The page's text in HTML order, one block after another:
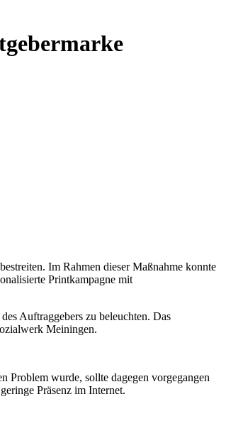
Im Rahmen dieser Maßnahme konnte
Printkampagne mit
Auftraggebers zu beleuchten. Das
Meiningen.
Problem wurde, sollte dagegen vorgegangen
Präsenz im Internet.